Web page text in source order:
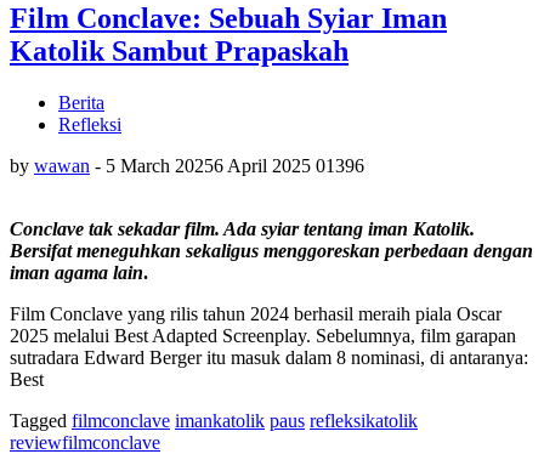
Film Conclave: Sebuah Syiar Iman
Katolik Sambut Prapaskah
Berita
Refleksi
by wawan - 5 March 20256 April 2025 01396
Conclave tak sekadar film. Ada syiar tentang iman Katolik.
Bersifat meneguhkan sekaligus menggoreskan perbedaan dengan
iman agama lain.
Film Conclave yang rilis tahun 2024 berhasil meraih piala Oscar
2025 melalui Best Adapted Screenplay. Sebelumnya, film garapan
sutradara Edward Berger itu masuk dalam 8 nominasi, di antaranya:
Best
Tagged filmconclave imankatolik paus refleksikatolik
reviewfilmconclave